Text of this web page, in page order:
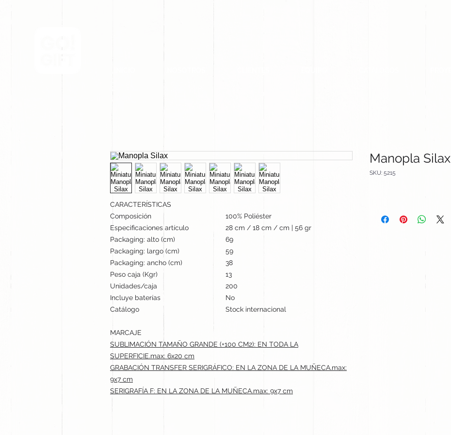
CARACTERÍSTICAS
Composición
100% Poliéster
Especificaciones artículo
28 cm / 18 cm / cm | 56 gr
Packaging: alto (cm)
69
Packaging: largo (cm)
59
Packaging: ancho (cm)
38
Peso caja (Kgr)
13
Unidades/caja
200
Incluye baterías
No
Catálogo
Stock internacional
MARCAJE
SUBLIMACIÓN TAMAÑO GRANDE (+100 CM2): EN TODA LA
SUPERFICIE.max: 6x20 cm
GRABACIÓN TRANSFER SERIGRÁFICO: EN LA ZONA DE LA MUÑECA.max:
9x7 cm
SERIGRAFÍA F: EN LA ZONA DE LA MUÑECA.max: 9x7 cm
Manopla Silax
SKU: 5215